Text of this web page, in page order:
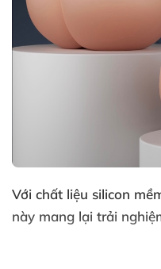
Với chất liệu silicon
này mang lại trải